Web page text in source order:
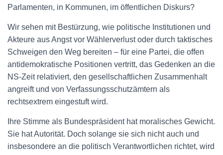
Parlamenten, in Kommunen, im öffentlichen Diskurs?
Wir sehen mit Bestürzung, wie politische Institutionen und
Akteure aus Angst vor Wählerverlust oder durch taktisches
Schweigen den Weg bereiten – für eine Partei, die offen
antidemokratische Positionen vertritt, das Gedenken an die
NS-Zeit relativiert, den gesellschaftlichen Zusammenhalt
angreift und von Verfassungsschutzämtern als
rechtsextrem eingestuft wird.
Ihre Stimme als Bundespräsident hat moralisches Gewicht.
Sie hat Autorität. Doch solange sie sich nicht auch und
insbesondere an die politisch Verantwortlichen richtet, wird